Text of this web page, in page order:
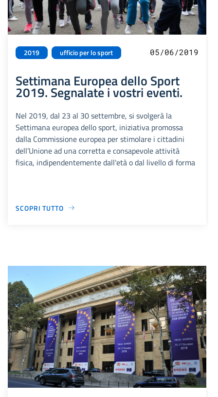
2019 ufficio per lo sport 05/06/2019
Settimana Europea dello Sport
2019. Segnalate i vostri eventi.
Nel 2019, dal 23 al 30 settembre, si svolgerà la
Settimana europea dello sport, iniziativa promossa
dalla Commissione europea per stimolare i cittadini
dell’Unione ad una corretta e consapevole attività
fisica, indipendentemente dall'età o dal livello di forma
SCOPRI TUTTO